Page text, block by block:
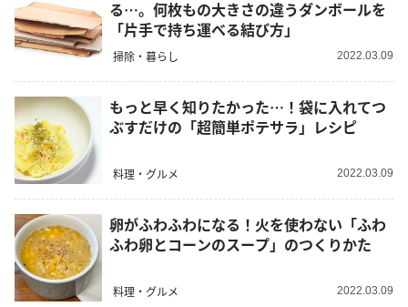
る…。何枚もの大きさの違うダンボールを
「片手で持ち運べる結び方」
掃除・暮らし 2022.03.09
もっと早く知りたかった…！袋に入れてつ
ぶすだけの「超簡単ポテサラ」レシピ
料理・グルメ 2022.03.09
卵がふわふわになる！火を使わない「ふわ
ふわ卵とコーンのスープ」のつくりかた
料理・グルメ 2022.03.09